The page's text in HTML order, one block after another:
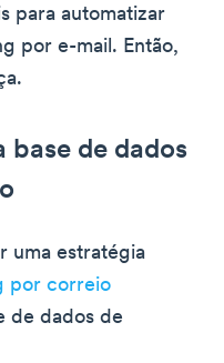
para automatizar
por e-mail. Então,
base de dados
uma estratégia
por correio
de dados de